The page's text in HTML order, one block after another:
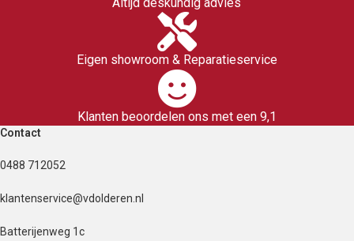
Eigen showroom & Reparatieservice
Klanten beoordelen ons met een 9,1
Contact
0488 712052
klantenservice@vdolderen.nl
Batterijenweg 1c